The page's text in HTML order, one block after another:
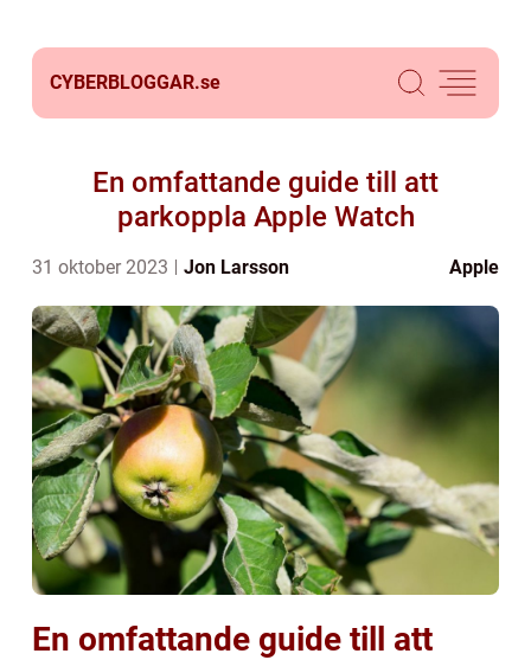
CYBERBLOGGAR.se
En omfattande guide till att
parkoppla Apple Watch
31 oktober 2023 Jon Larsson Apple
En omfattande guide till att